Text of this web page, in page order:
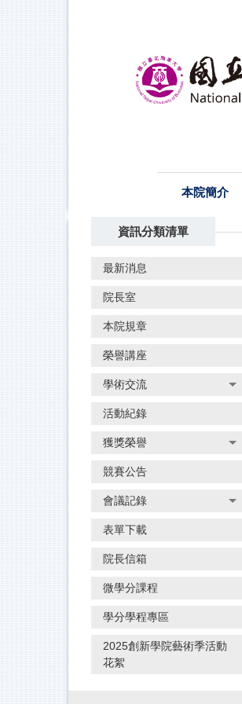
本院簡介
資訊分類清單
最新消息
院長室
本院規章
榮譽講座
學術交流
活動紀錄
獲獎榮譽
競賽公告
會議記錄
表單下載
院長信箱
微學分課程
學分學程專區
2025創新學院藝術季活動
花絮